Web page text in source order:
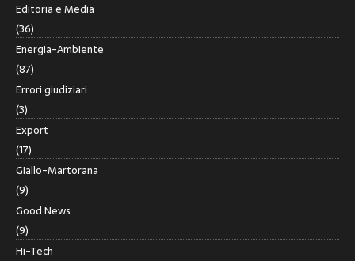
Editoria e Media
(36)
Energia-Ambiente
(87)
Errori giudiziari
(3)
Export
(17)
Giallo-Martorana
(9)
Good News
(9)
Hi-Tech